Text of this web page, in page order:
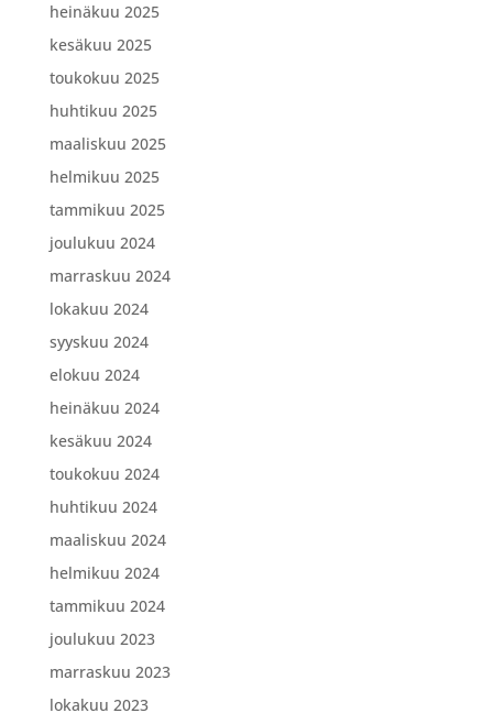
heinäkuu 2025
kesäkuu 2025
toukokuu 2025
huhtikuu 2025
maaliskuu 2025
helmikuu 2025
tammikuu 2025
joulukuu 2024
marraskuu 2024
lokakuu 2024
syyskuu 2024
elokuu 2024
heinäkuu 2024
kesäkuu 2024
toukokuu 2024
huhtikuu 2024
maaliskuu 2024
helmikuu 2024
tammikuu 2024
joulukuu 2023
marraskuu 2023
lokakuu 2023